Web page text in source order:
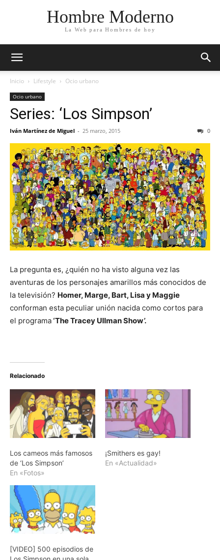
Hombre Moderno
La Web para Hombres de hoy
Inicio Lifestyle Ocio urbano
Ocio urbano
Series: ‘Los Simpson’
Iván Martínez de Miguel - 25 marzo, 2015 0
La pregunta es, ¿quién no ha visto alguna vez las
aventuras de los personajes amarillos más conocidos de
la televisión? Homer, Marge, Bart, Lisa y Maggie
conforman esta peculiar unión nacida como cortos para
el programa‘The Tracey Ullman Show’.
Relacionado
Los cameos más famosos
de ‘Los Simpson’
En «Fotos»
¡Smithers es gay!
En «Actualidad»
[VIDEO] 500 episodios de